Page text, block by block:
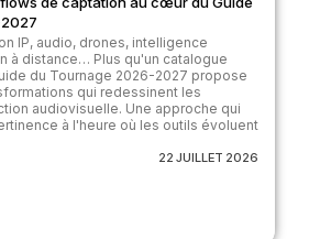
IP, audio, drones, intelligence
à distance… Plus qu'un catalogue
du Tournage 2026-2027 propose
qui redessinent les
audiovisuelle. Une approche qui
à l'heure où les outils évoluent
22 JUILLET 2026